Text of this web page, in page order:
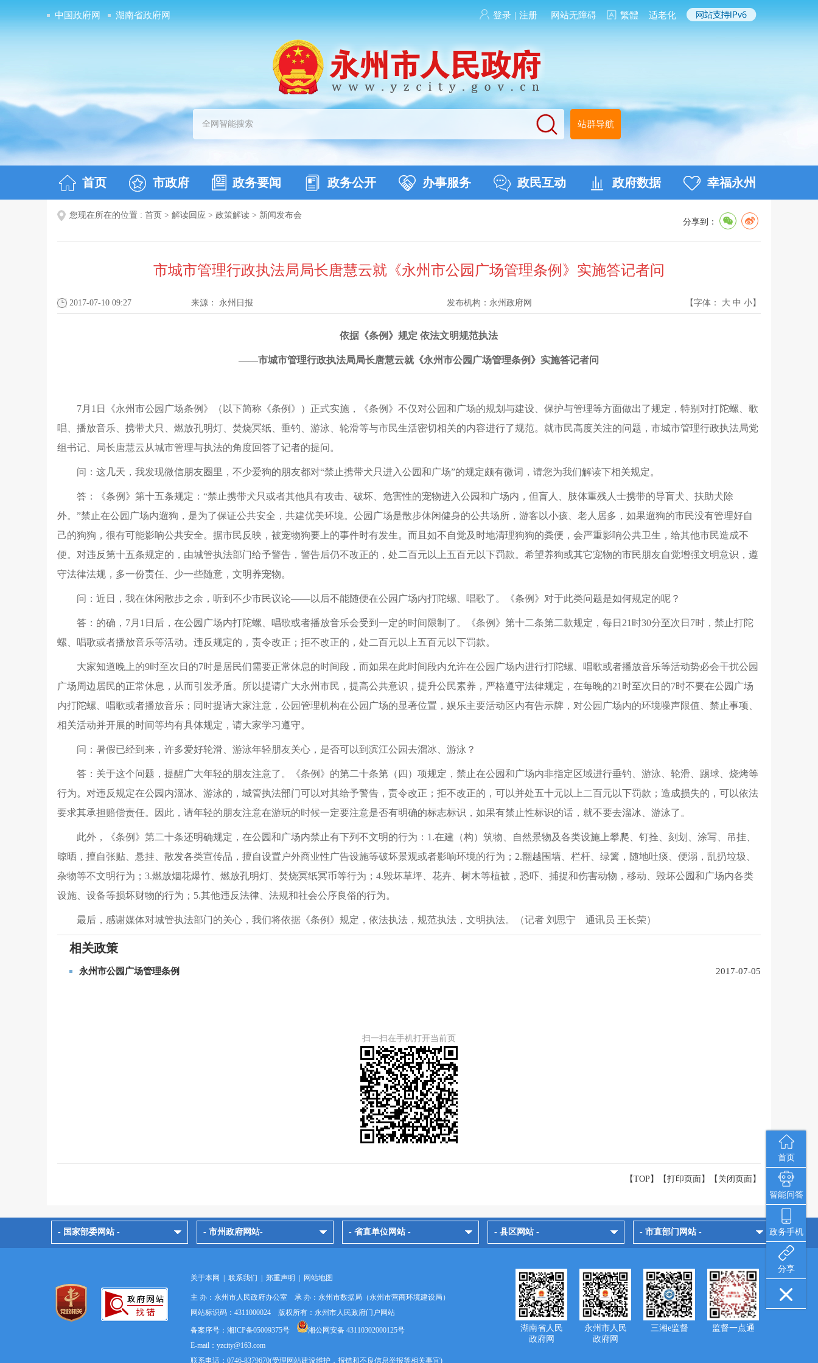
中国政府网 湖南省政府网 登录 | 注册 网站无障碍 繁體 适老化
站群导航
首页 市政府 政务要闻 政务公开 办事服务 政民互动 政府数据 幸福永州
首页
智能问答
政务手机
分享
您现在所在的位置 : 首页 > 解读回应 > 政策解读 > 新闻发布会
分享到：
市城市管理行政执法局局长唐慧云就《永州市公园广场管理条例》实施答记者问
2017-07-10 09:27 来源： 永州日报 发布机构： 永州政府网 【字体： 大 中 小】
依据《条例》规定 依法文明规范执法
——市城市管理行政执法局局长唐慧云就《永州市公园广场管理条例》实施答记者问
7月1日《永州市公园广场条例》（以下简称《条例》）正式实施，《条例》不仅对公园和广场的规划与建设、保护与管理等方面做出了规定，特别对打陀螺、歌
唱、播放音乐、携带犬只、燃放孔明灯、焚烧冥纸、垂钓、游泳、轮滑等与市民生活密切相关的内容进行了规范。就市民高度关注的问题，市城市管理行政执法局党
组书记、局长唐慧云从城市管理与执法的角度回答了记者的提问。
问：这几天，我发现微信朋友圈里，不少爱狗的朋友都对“禁止携带犬只进入公园和广场”的规定颇有微词，请您为我们解读下相关规定。
答：《条例》第十五条规定：“禁止携带犬只或者其他具有攻击、破坏、危害性的宠物进入公园和广场内，但盲人、肢体重残人士携带的导盲犬、扶助犬除
外。”禁止在公园广场内遛狗，是为了保证公共安全，共建优美环境。公园广场是散步休闲健身的公共场所，游客以小孩、老人居多，如果遛狗的市民没有管理好自
己的狗狗，很有可能影响公共安全。据市民反映，被宠物狗要上的事件时有发生。而且如不自觉及时地清理狗狗的粪便，会严重影响公共卫生，给其他市民造成不
便。对违反第十五条规定的，由城管执法部门给予警告，警告后仍不改正的，处二百元以上五百元以下罚款。希望养狗或其它宠物的市民朋友自觉增强文明意识，遵
守法律法规，多一份责任、少一些随意，文明养宠物。
问：近日，我在休闲散步之余，听到不少市民议论——以后不能随便在公园广场内打陀螺、唱歌了。《条例》对于此类问题是如何规定的呢？
答：的确，7月1日后，在公园广场内打陀螺、唱歌或者播放音乐会受到一定的时间限制了。《条例》第十二条第二款规定，每日21时30分至次日7时，禁止打陀
螺、唱歌或者播放音乐等活动。违反规定的，责令改正；拒不改正的，处二百元以上五百元以下罚款。
大家知道晚上的9时至次日的7时是居民们需要正常休息的时间段，而如果在此时间段内允许在公园广场内进行打陀螺、唱歌或者播放音乐等活动势必会干扰公园
广场周边居民的正常休息，从而引发矛盾。所以提请广大永州市民，提高公共意识，提升公民素养，严格遵守法律规定，在每晚的21时至次日的7时不要在公园广场
内打陀螺、唱歌或者播放音乐；同时提请大家注意，公园管理机构在公园广场的显著位置，娱乐主要活动区内有告示牌，对公园广场内的环境噪声限值、禁止事项、
相关活动并开展的时间等均有具体规定，请大家学习遵守。
问：暑假已经到来，许多爱好轮滑、游泳年轻朋友关心，是否可以到滨江公园去溜冰、游泳？
答：关于这个问题，提醒广大年轻的朋友注意了。《条例》的第二十条第（四）项规定，禁止在公园和广场内非指定区域进行垂钓、游泳、轮滑、踢球、烧烤等
行为。对违反规定在公园内溜冰、游泳的，城管执法部门可以对其给予警告，责令改正；拒不改正的，可以并处五十元以上二百元以下罚款；造成损失的，可以依法
要求其承担赔偿责任。因此，请年轻的朋友注意在游玩的时候一定要注意是否有明确的标志标识，如果有禁止性标识的话，就不要去溜冰、游泳了。
此外，《条例》第二十条还明确规定，在公园和广场内禁止有下列不文明的行为：1.在建（构）筑物、自然景物及各类设施上攀爬、钉拴、刻划、涂写、吊挂、
晾晒，擅自张贴、悬挂、散发各类宣传品，擅自设置户外商业性广告设施等破坏景观或者影响环境的行为；2.翻越围墙、栏杆、绿篱，随地吐痰、便溺，乱扔垃圾、
杂物等不文明行为；3.燃放烟花爆竹、燃放孔明灯、焚烧冥纸冥币等行为；4.毁坏草坪、花卉、树木等植被，恐吓、捕捉和伤害动物，移动、毁坏公园和广场内各类
设施、设备等损坏财物的行为；5.其他违反法律、法规和社会公序良俗的行为。
最后，感谢媒体对城管执法部门的关心，我们将依据《条例》规定，依法执法，规范执法，文明执法。（记者 刘思宁 通讯员 王长荣）
相关政策
永州市公园广场管理条例 2017-07-05
扫一扫在手机打开当前页
【TOP】 【打印页面 】【 关闭页面 】
- 国家部委网站 - - 市州政府网站- - 省直单位网站 - - 县区网站 - - 市直部门网站 -
关于本网 联系我们 郑重声明 网站地图
主 办：永州市人民政府办公室 承 办：永州市数据局（永州市营商环境建设局）
网站标识码：4311000024 版权所有：永州市人民政府门户网站
备案序号：湘ICP备05009375号
湘公网安备 43110302000125号
E-mail：yzcity@163.com
联系电话：0746-8379670(受理网站建设维护，报错和不良信息举报等相关事宜)
湖南省人民
政府网
永州市人民
政府网
三湘e监督 监督一点通